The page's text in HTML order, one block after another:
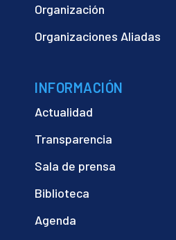
Organización
Organizaciones Aliadas
INFORMACIÓN
Actualidad
Transparencia
Sala de prensa
Biblioteca
Agenda